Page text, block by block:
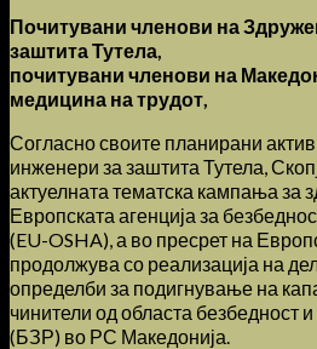
Почитувани членови на
заштита Тутела,
почитувани членови на
медицина на трудот,
Согласно своите планирани
инженери за заштита Тутела,
актуелната тематска кампања за
Европската агенција за
(EU-OSHA), а во пресрет на
продолжува со реализација на
определби за подигнување на
чинители од областа безбедност
(БЗР) во РС Македонија.